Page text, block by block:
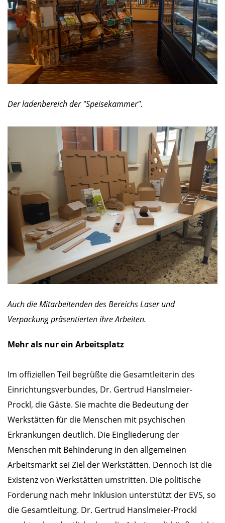
Der ladenbereich der "Speisekammer".
Auch die Mitarbeitenden des Bereichs Laser und
Verpackung präsentierten ihre Arbeiten.
Mehr als nur ein Arbeitsplatz
Im offiziellen Teil begrüßte die Gesamtleiterin des
Einrichtungsverbundes, Dr. Gertrud Hanslmeier-
Prockl, die Gäste. Sie machte die Bedeutung der
Werkstätten für die Menschen mit psychischen
Erkrankungen deutlich. Die Eingliederung der
Menschen mit Behinderung in den allgemeinen
Arbeitsmarkt sei Ziel der Werkstätten. Dennoch ist die
Existenz von Werkstätten umstritten. Die politische
Forderung nach mehr Inklusion unterstützt der EVS, so
die Gesamtleitung. Dr. Gertrud Hanslmeier-Prockl